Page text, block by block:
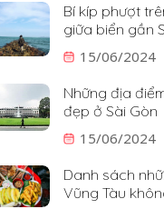
Bí kíp phượt
giữa biển gần
15/06/2024
Những địa
đẹp ở Sài Gòn
15/06/2024
Danh sách
Vũng Tàu